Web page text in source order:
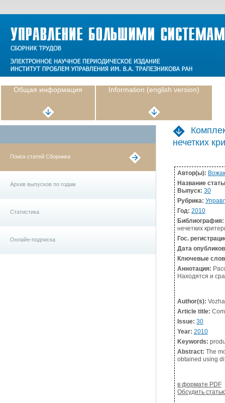
Общая информация Information (english version)
Поиск статей Сборника
Архив выпусков по годам
Статистика
Онлайн-подписка
нечетких
Автор(ы):
Название
Выпуск: 30
Рубрика:
Год: 2010
Библиография:
нечетких
Гос.
Дата
Ключевые
Аннотация:
Находятся и
Author(s):
Article title:
Issue: 30
Year: 2010
Keywords:
Abstract: The
obtained using
в формате PDF
Обсудить